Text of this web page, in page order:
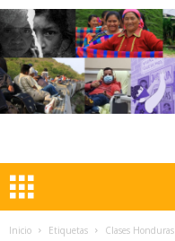
Inicio Etiquetas Clases Honduras